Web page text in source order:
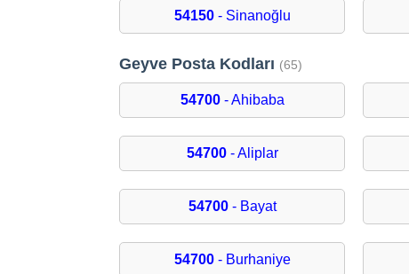
54150- Sinanoğlu
Geyve Posta Kodları (65)
54700- Ahibaba
54700- Aliplar
54700- Bayat
54700- Burhaniye